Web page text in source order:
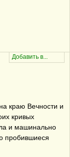
краю Вечности и
кривых
и машинально
пробившиеся